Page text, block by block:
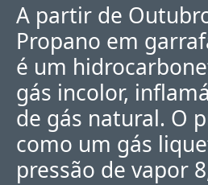
A partir de
Propano em
é um
gás incolor,
de gás natural. O
como um gás
pressão de vapor